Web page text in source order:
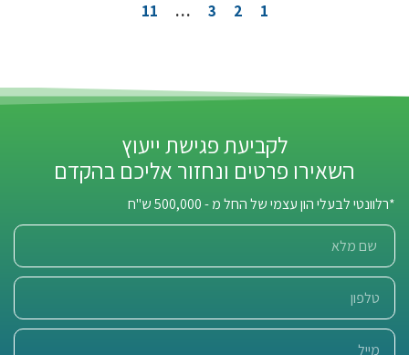
1
2
3
…
11
לקביעת פגישת ייעוץ
השאירו פרטים ונחזור אליכם בהקדם
*רלוונטי לבעלי הון עצמי של החל מ - 500,000 ש"ח